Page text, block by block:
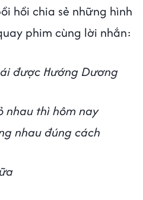
hồi chia sẻ những hình
phim cùng lời nhắn:
được Hướng Dương
nhau thì hôm nay
nhau đúng cách